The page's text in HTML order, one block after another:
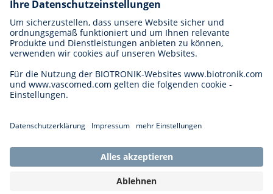
Karriere bei BIOTRONIK
Einstieg
Bewerbung
Karrierechancen
Cookie-Einstellungen
Rechtliche Hinweise